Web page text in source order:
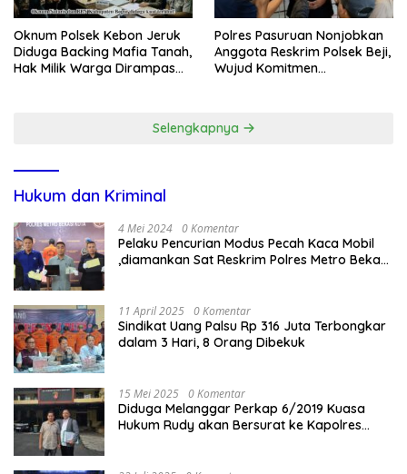
Oknum Polsek Kebon Jeruk
Diduga Backing Mafia Tanah,
Hak Milik Warga Dirampas
Polres Pasuruan Nonjobkan
Anggota Reskrim Polsek Beji,
Wujud Komitmen
Selengkapnya
Hukum dan Kriminal
4 Mei 2024 0 Komentar
Pelaku Pencurian Modus Pecah Kaca Mobil
,diamankan Sat Reskrim Polres Metro Bekasi
11 April 2025 0 Komentar
Sindikat Uang Palsu Rp 316 Juta Terbongkar
dalam 3 Hari, 8 Orang Dibekuk
15 Mei 2025 0 Komentar
Diduga Melanggar Perkap 6/2019 Kuasa
Hukum Rudy akan Bersurat ke Kapolres